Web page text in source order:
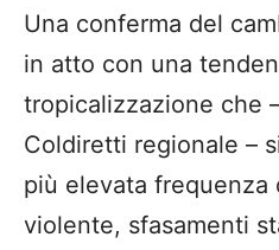
Una conferma del
in atto con una
tropicalizzazione che
Coldiretti regionale –
più elevata frequenza
violente, sfasamenti